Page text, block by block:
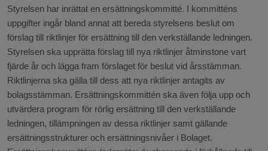
Styrelsen har inrättat en ersättningskommitté. I kommitténs
uppgifter ingår bland annat att bereda styrelsens beslut om
förslag till riktlinjer för ersättning till den verkställande ledningen.
Styrelsen ska upprätta förslag till nya riktlinjer åtminstone vart
fjärde år och lägga fram förslaget för beslut vid årsstämman.
Riktlinjerna ska gälla till dess att nya riktlinjer antagits av
bolagsstämman. Ersättningskommittén ska även följa upp och
utvärdera program för rörlig ersättning till den verkställande
ledningen, tillämpningen av dessa riktlinjer samt gällande
ersättningsstrukturer och ersättningsnivåer i Bolaget.